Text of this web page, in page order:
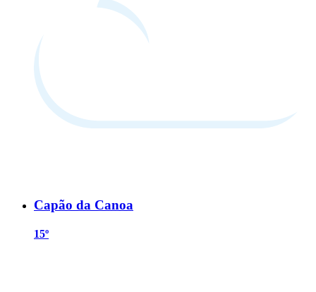
Capão da Canoa
15º